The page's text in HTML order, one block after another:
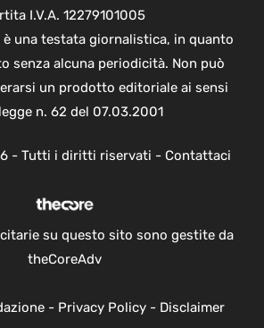
I.V.A. 12279101005
è una testata giornalistica, in quanto
senza alcuna periodicità. Non può
un prodotto editoriale ai sensi
n. 62 del 07.03.2001
- Tutti i diritti riservati - Contattaci
su questo sito sono gestite da
theCoreAdv
- Privacy Policy- Disclaimer